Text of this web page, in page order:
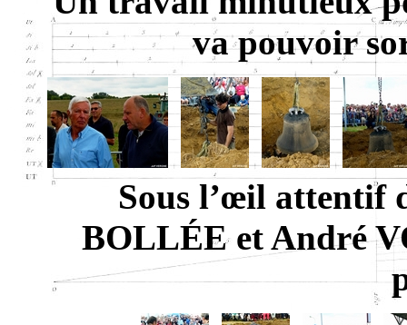
va pouvoir
Sous l’œil attentif
BOLLÉE et André